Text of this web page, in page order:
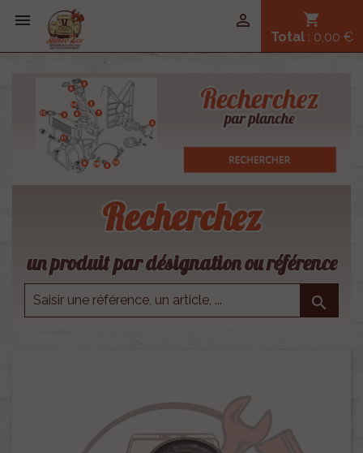
 shopping_cart
Total : 0,00 €

Recherchez
un produit par désignation ou référence
